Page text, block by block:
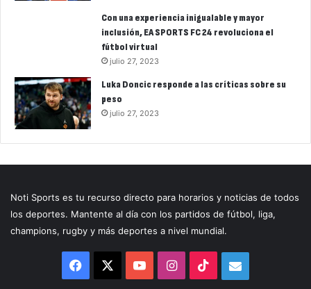
Con una experiencia inigualable y mayor
inclusión, EA SPORTS FC 24 revoluciona el
fútbol virtual
julio 27, 2023
Luka Doncic responde a las críticas sobre su
peso
julio 27, 2023
Noti Sports es tu recurso directo para horarios y noticias de todos
los deportes. Mantente al día con los partidos de fútbol, liga,
champions, rugby y más deportes a nivel mundial.
Facebook YouTubeInstagram
TikTokCorreo